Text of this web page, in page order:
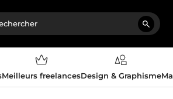
Meilleurs freelancesDesign & Graphisme